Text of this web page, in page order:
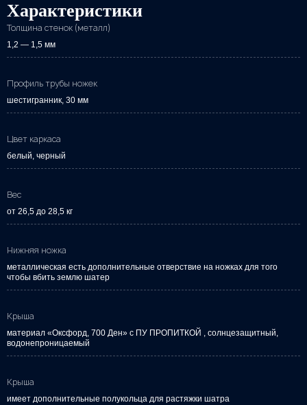
Характеристики
Толщина стенок (металл)
1,2 — 1,5 мм
Профиль трубы ножек
шестигранник, 30 мм
Цвет каркаса
белый, черный
Вес
от 26,5 до 28,5 кг
Нижняя ножка
металлическая есть дополнительные отверствие на ножках для того
чтобы вбить землю шатер
Крыша
материал «Оксфорд, 700 Ден» с ПУ ПРОПИТКОЙ , солнцезащитный,
водонепроницаемый
Крыша
имеет дополнительные полукольца для растяжки шатра